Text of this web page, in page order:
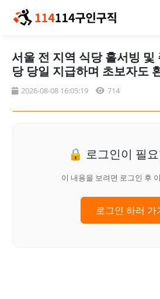
서울 전 지역 식당 홀서빙 및
당 당일 지급하며 초보자도
2026-08-08 16:05:19 714
🔒 로그인이 필
이 내용을 보려면 로그인 후
로그인 하러 가